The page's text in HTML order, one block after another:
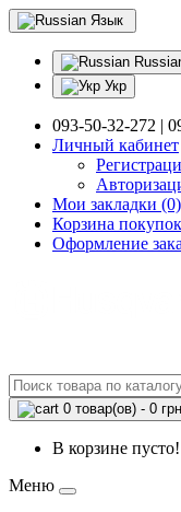
Язык
Укр
093-50-32-272 |
Личный кабинет
Мои закладки (0)
Корзина покупок
Оформление
0 товар(ов) - 0
В корзине пусто!
Меню